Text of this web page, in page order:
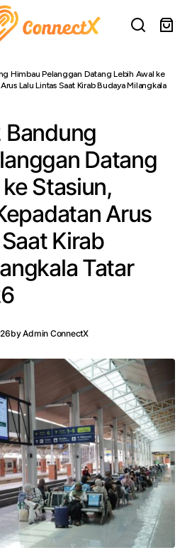
Kepadatan Arus Lalu Lintas
Tatar Sunda 2026
Himbau Pelanggan Datang Lebih Awal ke
Lalu Lintas Saat Kirab Budaya Milangkala
Bandung
Datang
Stasiun,
Arus
Kirab
Tatar
byAdmin ConnectX